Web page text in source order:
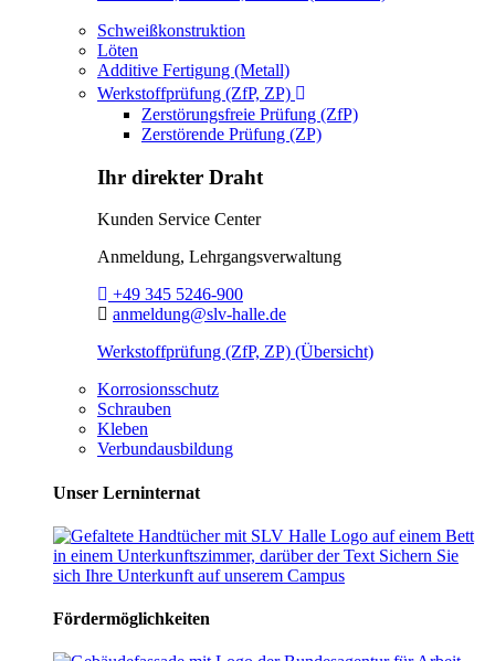
Schweißkonstruktion
Löten
Additive Fertigung (Metall)
Werkstoffprüfung (ZfP, ZP) Toggle Dropdown
Zerstörungsfreie Prüfung (ZfP)
Zerstörende Prüfung (ZP)
Ihr direkter Draht
Kunden Service Center
Anmeldung, Lehrgangsverwaltung
Telefon:
+49 345 5246-900
E-Mail:
anmeldung@slv-halle.de
Werkstoffprüfung (ZfP, ZP) (Übersicht)
Korrosionsschutz
Schrauben
Kleben
Verbundausbildung
Unser Lerninternat
Fördermöglichkeiten